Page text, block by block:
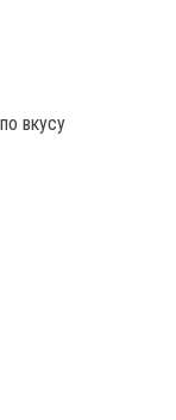
вкусу